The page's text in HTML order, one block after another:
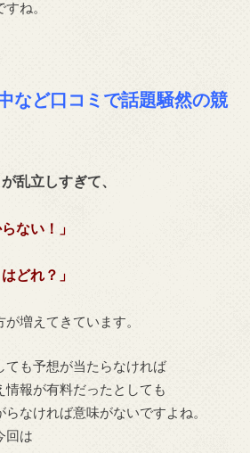
ね。
など口コミで話題騒然の競
乱立しすぎて、
ない！」
どれ？」
増えてきています。
ても予想が当たらなければ
報が有料だったとしても
なければ意味がないですよね。
回は